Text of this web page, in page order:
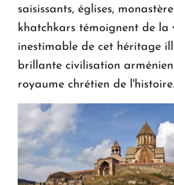
saisissants, églises,
khatchkars témoignent de la
inestimable de cet héritage
brillante civilisation
royaume chrétien de l'histoire.